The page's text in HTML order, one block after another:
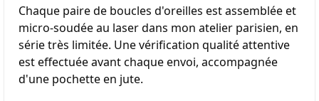
Chaque paire de boucles d'oreilles est assemblée et
micro-soudée au laser dans mon atelier parisien, en
série très limitée. Une vérification qualité attentive
est effectuée avant chaque envoi, accompagnée
d'une pochette en jute.